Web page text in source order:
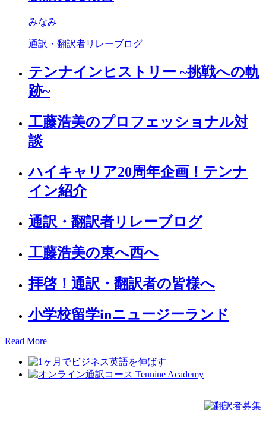
みなみ
通訳・翻訳者リレーブログ
テンナインヒストリー ~挑戦への軌
跡~
工藤浩美のプロフェッショナル対
談
ハイキャリア20周年企画！テンナ
イン紹介
通訳・翻訳者リレーブログ
工藤浩美の東へ西へ
拝啓！通訳・翻訳者の皆様へ
小学校留学inニュージーランド
Read More